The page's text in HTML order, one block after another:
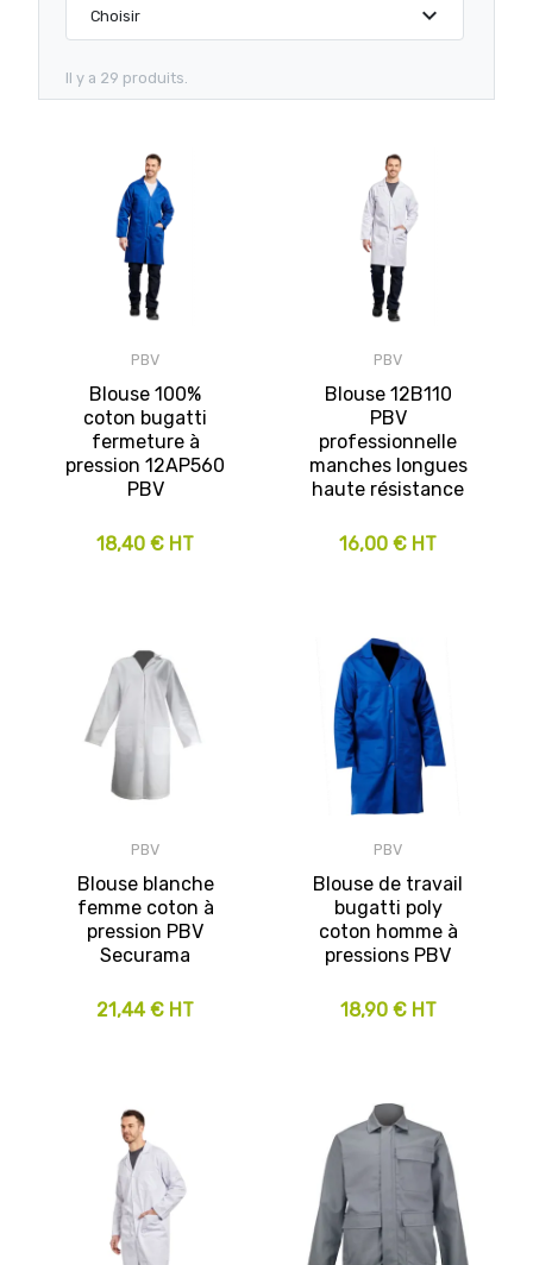
Il y a 29 produits.
Choisir expand_more
PBV
Blouse 100%
coton bugatti
fermeture à
pression 12AP560
PBV
18,40 € HT
PBV
Blouse 12B110
PBV
professionnelle
manches longues
haute résistance
16,00 € HT
PBV
Blouse blanche
femme coton à
pression PBV
Securama
21,44 € HT
PBV
Blouse de travail
bugatti poly
coton homme à
pressions PBV
18,90 € HT